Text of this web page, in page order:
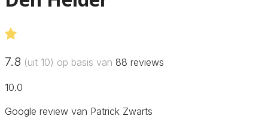
7.8 (uit 10) op basis van 88 reviews
10.0
Google review van Patrick Zwarts